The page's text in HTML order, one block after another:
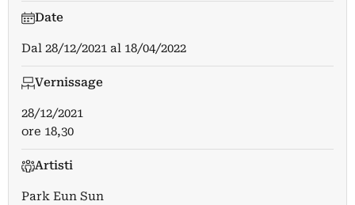
Date
Dal 28/12/2021 al 18/04/2022
Vernissage
28/12/2021
ore 18,30
Artisti
Park Eun Sun